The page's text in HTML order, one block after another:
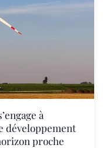
à
développement
proche